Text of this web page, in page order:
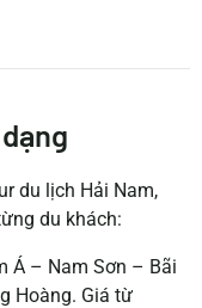
du lịch Hải Nam,
du khách:
Á – Nam Sơn – Bãi
Hoàng. Giá từ